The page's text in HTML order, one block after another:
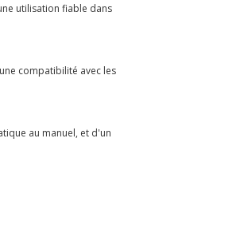
utilisation fiable dans
compatibilité avec les
au manuel, et d'un